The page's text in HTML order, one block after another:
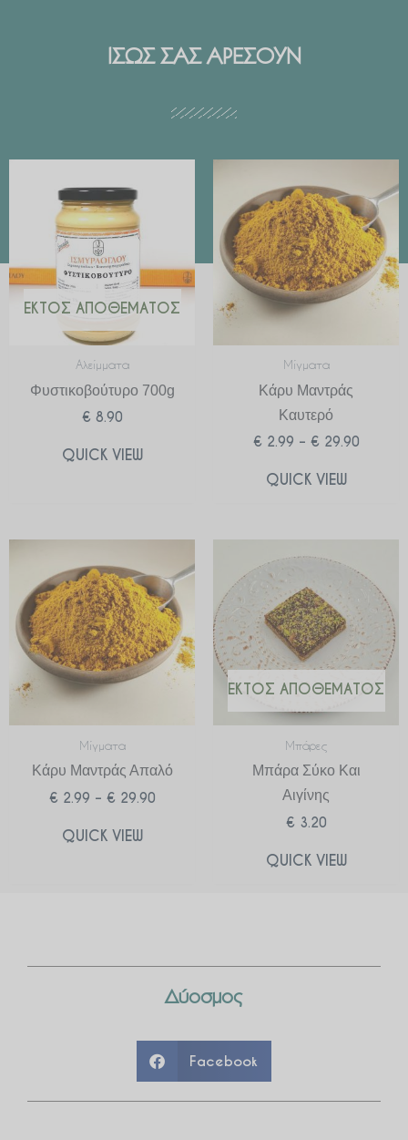
ΙΣΩΣ ΣΑΣ ΑΡΕΣΟΥΝ
ΕΚΤΌΣ ΑΠΟΘΈΜΑΤΟΣ
Αλείμματα
Φυστικοβούτυρο 700g
€ 8.90
QUICK VIEW
Μίγματα
Κάρυ Μαντράς
Καυτερό
€ 2.99 – € 29.90
range:
€ 2.99
through
€ 29.90
QUICK VIEW
Μίγματα
Κάρυ Μαντράς Απαλό
€ 2.99 – € 29.90
range:
€ 2.99
through
€ 29.90
QUICK VIEW
ΕΚΤΌΣ ΑΠΟΘΈΜΑΤΟΣ
Μπάρες
Μπάρα Σύκο Και
Αιγίνης
€ 3.20
QUICK VIEW
Δύοσμος
Facebook